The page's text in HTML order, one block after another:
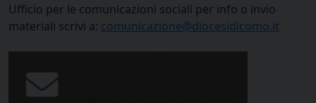
Ufficio per le comunicazioni sociali per info o invio
materiali scrivi a: comunicazione@diocesidicomo.it